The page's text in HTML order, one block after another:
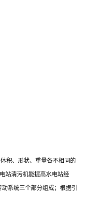
积、形状、重量各不相同的
站清污机能提高水电站经
系统三个部分组成；根据引